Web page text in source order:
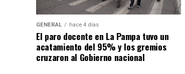
GENERAL hace 4 días
El paro docente en La Pampa tuvo un
acatamiento del 95% y los gremios
cruzaron al Gobierno nacional